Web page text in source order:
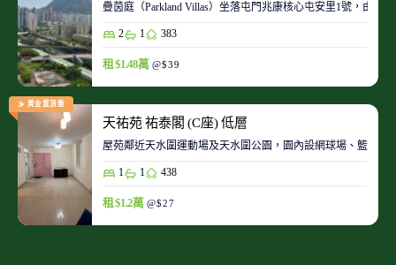
疊茵庭（Parkland Villas）坐落屯門兆康核心屯安里1號，由
2 1 383
租 $1.48萬 @$39
黃金置頂盤
天祐苑 祐泰閣 (C座) 低層
屋苑鄰近天水圍運動場及天水圍公園，園內設網球場、籃球
1 1 438
租 $1.2萬 @$27